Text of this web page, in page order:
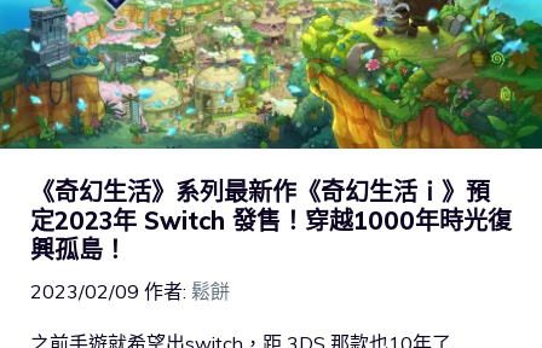
《奇幻生活》系列最新作《奇幻生活ｉ》預
定2023年 Switch 發售！穿越1000年時光復
興孤島！
2023/02/09 作者: 鬆餅